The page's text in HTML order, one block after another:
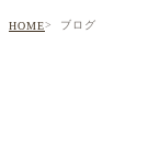
HOME ブログ